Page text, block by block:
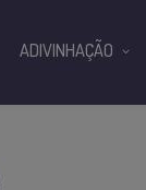
ADIVINHAÇÃO